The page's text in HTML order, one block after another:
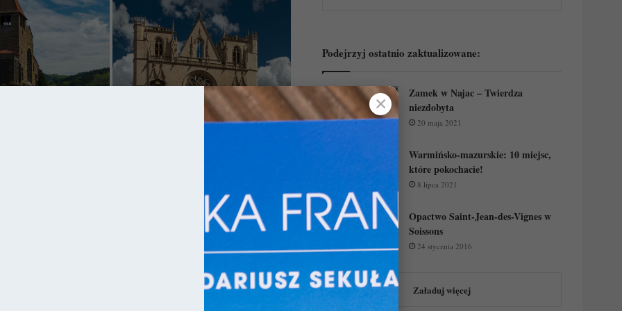
takich, które sam odwiedziłem i wybrałem z całej masy
Francji. Polecam Ci je zatem z ręką na sercu i gwarantuję, że
się tu spodoba. Zwłaszcza, że dookoła pełno jest wygasłych
Podejrzyj ostatnio zaktualizowane:
Zamek w Najac – Twierdza
niezdobyta
20 maja 2021
Warmińsko-mazurskie: 10 miejsc,
które pokochacie!
8 lipca 2021
Opactwo Saint-Jean-des-Vignes w
Soissons
24 stycznia 2016
Załaduj więcej
✕